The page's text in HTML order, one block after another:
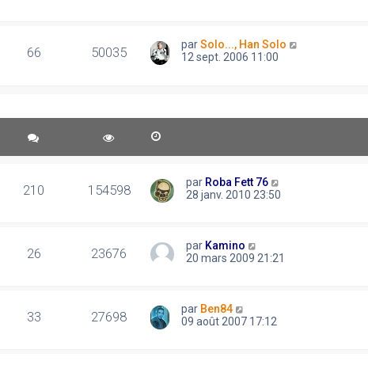
66 50035 parSolo..., Han Solo
12 sept. 2006 11:00
210 154598 par Roba Fett 76
28 janv. 2010 23:50
26 23676 par Kamino
20 mars 2009 21:21
33 27698 par Ben84
09 août 2007 17:12